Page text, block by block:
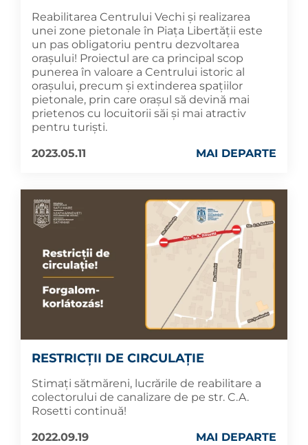
Reabilitarea Centrului Vechi și realizarea
unei zone pietonale în Piața Libertății este
un pas obligatoriu pentru dezvoltarea
orașului! Proiectul are ca principal scop
punerea în valoare a Centrului istoric al
orașului, precum și extinderea spațiilor
pietonale, prin care orașul să devină mai
prietenos cu locuitorii săi și mai atractiv
pentru turiști.
2023.05.11
MAI DEPARTE
RESTRICȚII DE CIRCULAȚIE
Stimați sătmăreni, lucrările de reabilitare a
colectorului de canalizare de pe str. C.A.
Rosetti continuă!
2022.09.19
MAI DEPARTE